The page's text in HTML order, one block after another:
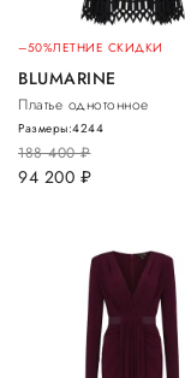
–50%ЛЕТНИЕ СКИДКИ
BLUMARINE
Платье однотонное
188 400руб.
94 200 руб.
Размеры:4244